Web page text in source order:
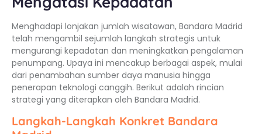
Menghadapi lonjakan jumlah wisatawan, Bandara Madrid
telah mengambil sejumlah langkah strategis untuk
mengurangi kepadatan dan meningkatkan pengalaman
penumpang. Upaya ini mencakup berbagai aspek, mulai
dari penambahan sumber daya manusia hingga
penerapan teknologi canggih. Berikut adalah rincian
strategi yang diterapkan oleh Bandara Madrid.
Langkah-Langkah Konkret Bandara